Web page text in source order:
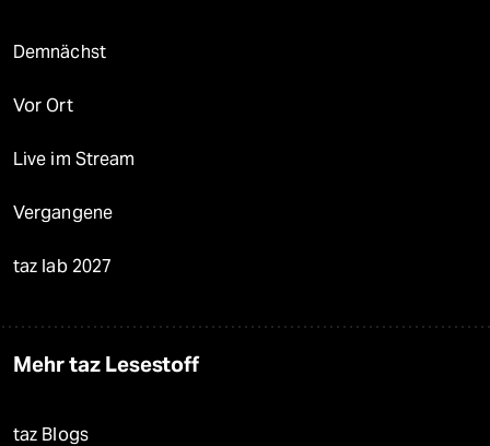
Demnächst
Vor Ort
Live im Stream
Vergangene
taz lab 2027
Mehr taz Lesestoff
taz Blogs